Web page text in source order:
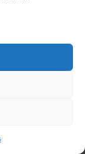
13.a